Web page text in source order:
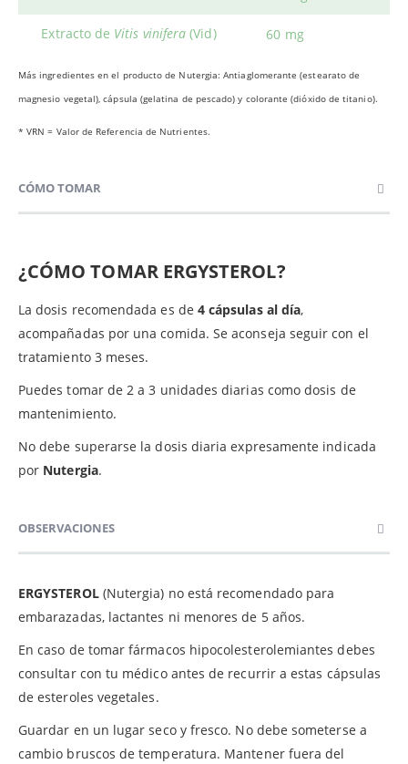
Extracto de Vitis vinifera (Vid) 60 mg
Más ingredientes en el producto de Nutergia: Antiaglomerante (estearato de
magnesio vegetal), cápsula (gelatina de pescado) y colorante (dióxido de titanio).
* VRN = Valor de Referencia de Nutrientes.
CÓMO TOMAR
¿CÓMO TOMAR ERGYSTEROL?
La dosis recomendada es de 4 cápsulas al día,
acompañadas por una comida. Se aconseja seguir con el
tratamiento 3 meses.
Puedes tomar de 2 a 3 unidades diarias como dosis de
mantenimiento.
No debe superarse la dosis diaria expresamente indicada
por Nutergia.
OBSERVACIONES
ERGYSTEROL(Nutergia) no está recomendado para
embarazadas, lactantes ni menores de 5 años.
En caso de tomar fármacos hipocolesterolemiantes debes
consultar con tu médico antes de recurrir a estas cápsulas
de esteroles vegetales.
Guardar en un lugar seco y fresco. No debe someterse a
cambio bruscos de temperatura. Mantener fuera del